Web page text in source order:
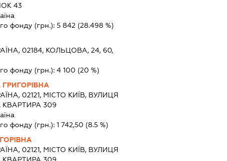
43
фонду (грн.): 5 842 (28.498 %)
02184, КОЛЬЦОВА, 24, 60,
фонду (грн.): 4 100 (20 %)
02121, МІСТО КИЇВ, ВУЛИЦЯ
КВАРТИРА 309
фонду (грн.): 1 742,50 (8.5 %)
02121, МІСТО КИЇВ, ВУЛИЦЯ